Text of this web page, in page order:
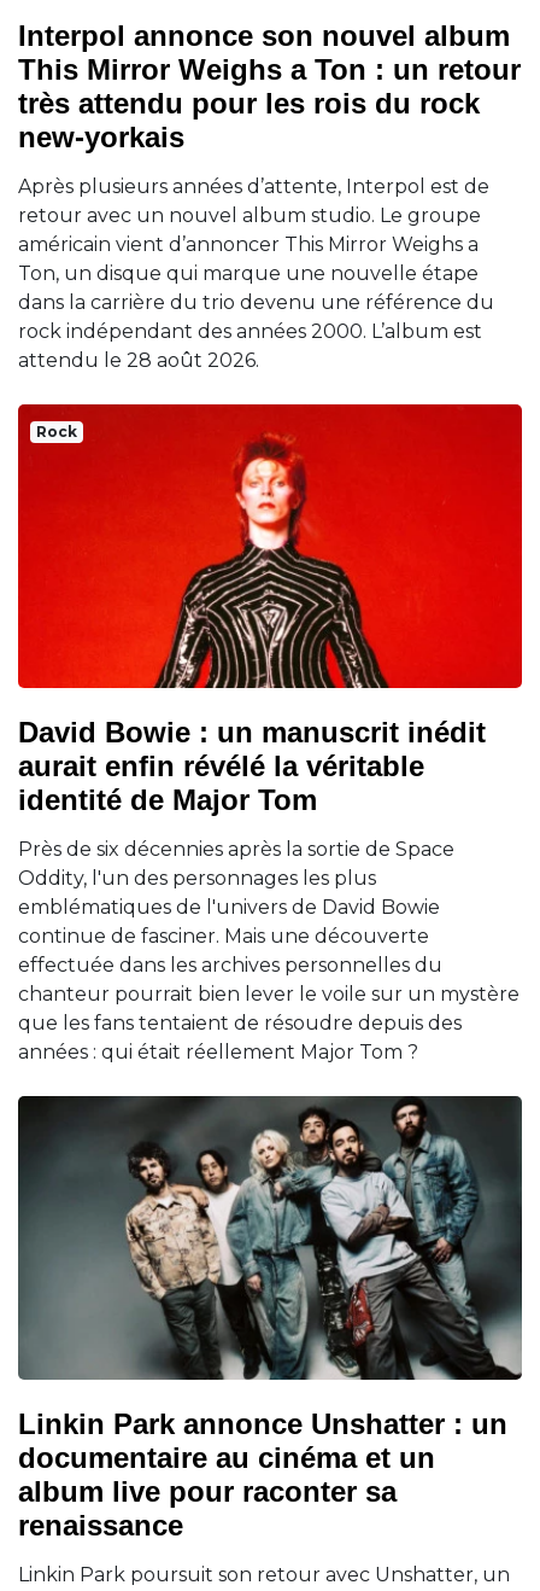
Interpol annonce son nouvel album
This Mirror Weighs a Ton : un retour
très attendu pour les rois du rock
new-yorkais
Après plusieurs années d’attente, Interpol est de
retour avec un nouvel album studio. Le groupe
américain vient d’annoncer This Mirror Weighs a
Ton, un disque qui marque une nouvelle étape
dans la carrière du trio devenu une référence du
rock indépendant des années 2000. L’album est
attendu le 28 août 2026.
Rock
David Bowie : un manuscrit inédit
aurait enfin révélé la véritable
identité de Major Tom
Près de six décennies après la sortie de Space
Oddity, l'un des personnages les plus
emblématiques de l'univers de David Bowie
continue de fasciner. Mais une découverte
effectuée dans les archives personnelles du
chanteur pourrait bien lever le voile sur un mystère
que les fans tentaient de résoudre depuis des
années : qui était réellement Major Tom ?
Linkin Park annonce Unshatter : un
documentaire au cinéma et un
album live pour raconter sa
renaissance
Linkin Park poursuit son retour avec Unshatter, un